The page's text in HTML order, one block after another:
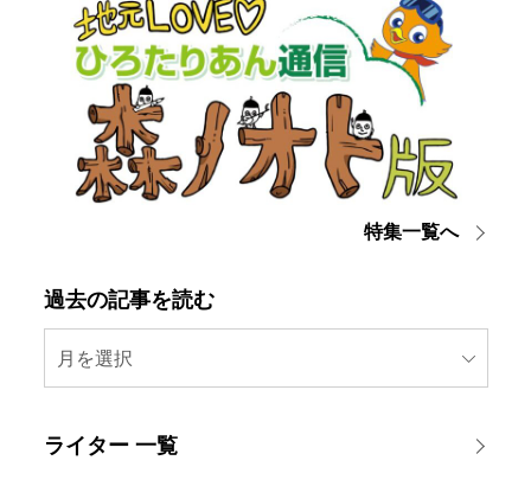
特集一覧へ
過去の記事を読む
月を選択
ライター 一覧